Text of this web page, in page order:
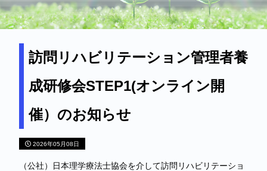
島
訪問リハビリテーション管理者養
成研修会STEP1(オンライン開
催）のお知らせ
2026年05月08日
（公社）日本理学療法士協会を介して訪問リハビリテーショ